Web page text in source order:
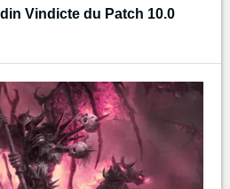
Vindicte du Patch 10.0